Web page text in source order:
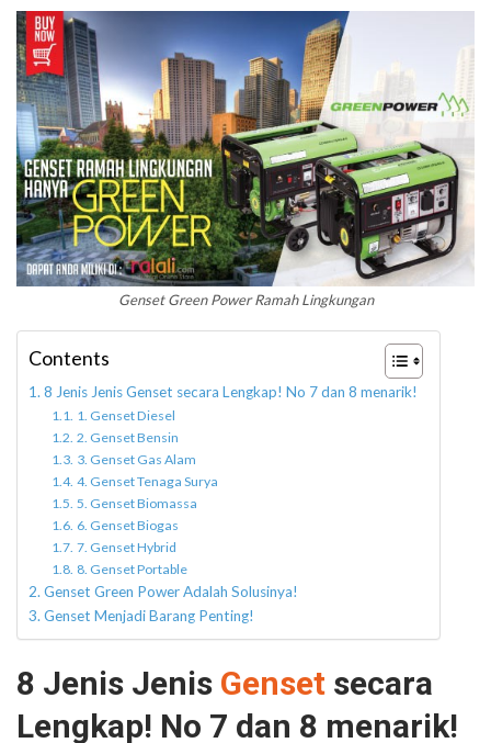
Genset Green Power Ramah Lingkungan
Contents
8 Jenis Jenis Genset secara Lengkap! No 7 dan 8 menarik!
1. Genset Diesel
2. Genset Bensin
3. Genset Gas Alam
4. Genset Tenaga Surya
5. Genset Biomassa
6. Genset Biogas
7. Genset Hybrid
8. Genset Portable
Genset Green Power Adalah Solusinya!
Genset Menjadi Barang Penting!
8 Jenis Jenis Genset secara
Lengkap! No 7 dan 8 menarik!